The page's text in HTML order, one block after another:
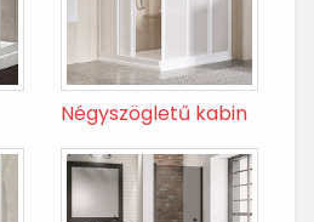
Négyszögletű kabin